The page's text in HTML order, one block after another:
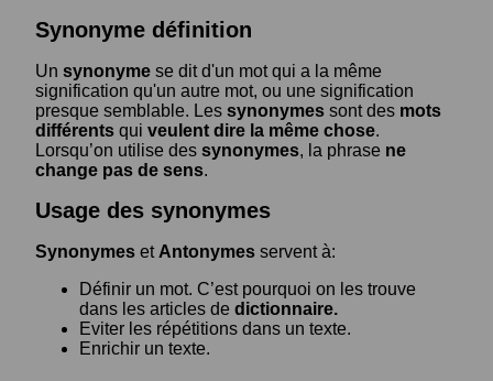
Synonyme définition
Un synonyme se dit d'un mot qui a la même
signification qu'un autre mot, ou une signification
presque semblable. Les synonymes sont des mots
différents qui veulent dire la même chose.
Lorsqu’on utilise des synonymes, la phrase ne
change pas de sens.
Usage des synonymes
Synonymes et Antonymes servent à:
Définir un mot. C’est pourquoi on les trouve
dans les articles de dictionnaire.
Eviter les répétitions dans un texte.
Enrichir un texte.